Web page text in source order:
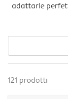
adattarle
121 prodotti